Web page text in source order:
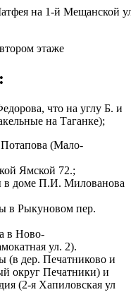
на 1-й Мещанской
этаже
что на углу Б. и
на Таганке);
(Мало-
Ямской 72.;
в доме П.И. Милованова
в Рыкуновом пер.
в Ново-
ул. 2).
(в дер. Печатниково и
округ Печатники) и
(2-я Хапиловская ул